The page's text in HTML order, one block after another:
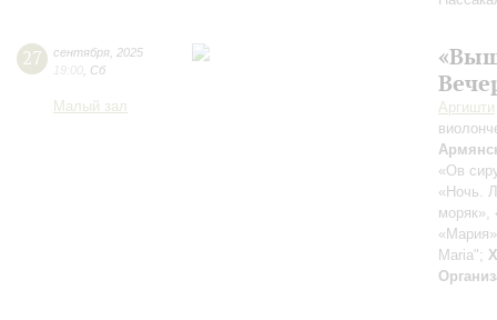
27 сентября 2025
19:00 Сб
Малый зал Аргишти
«Ов
«Ночь.
Maria";